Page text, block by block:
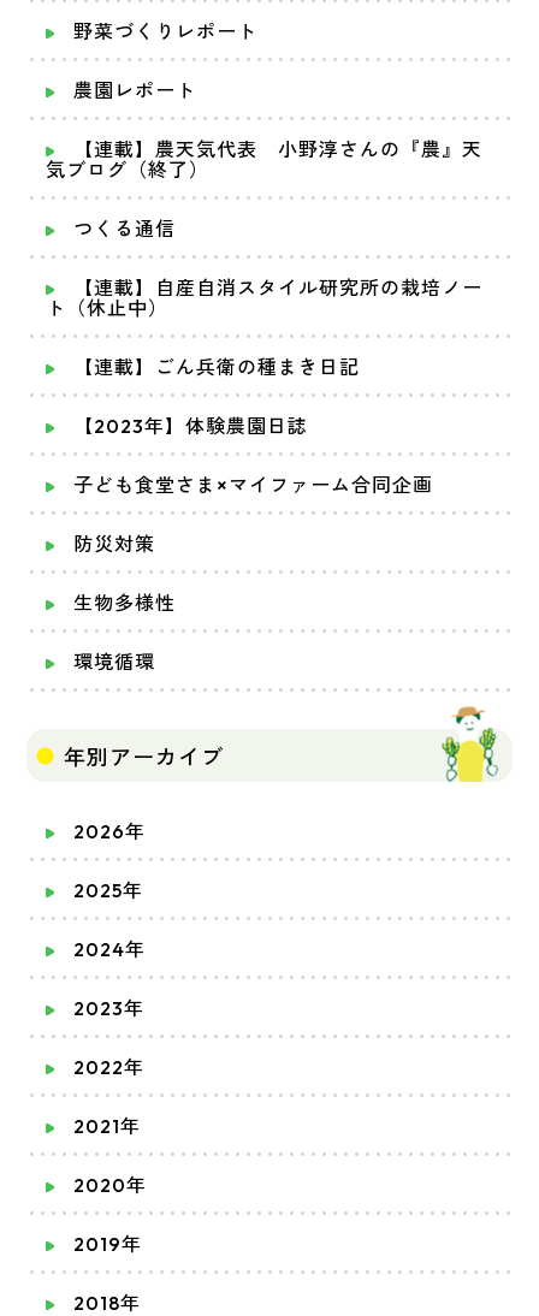
野菜づくりレポート
農園レポート
【連載】農天気代表 小野淳さんの『農』天
気ブログ（終了）
つくる通信
【連載】自産自消スタイル研究所の栽培ノー
ト（休止中）
【連載】ごん兵衛の種まき日記
【2023年】体験農園日誌
子ども食堂さま×マイファーム合同企画
防災対策
生物多様性
環境循環
年別アーカイブ
2026年
2025年
2024年
2023年
2022年
2021年
2020年
2019年
2018年